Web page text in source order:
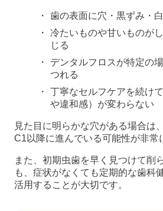
歯の表面に穴・黒ずみ・
冷たいものや甘いものが
じる
デンタルフロスが特定の
つれる
丁寧なセルフケアを続け
や違和感）が変わらない
見た目に明らかな穴がある場合は
C1以降に進んでいる可能性が非常
また、初期虫歯を早く見つけて削
も、症状がなくても定期的な歯科
活用することが大切です。